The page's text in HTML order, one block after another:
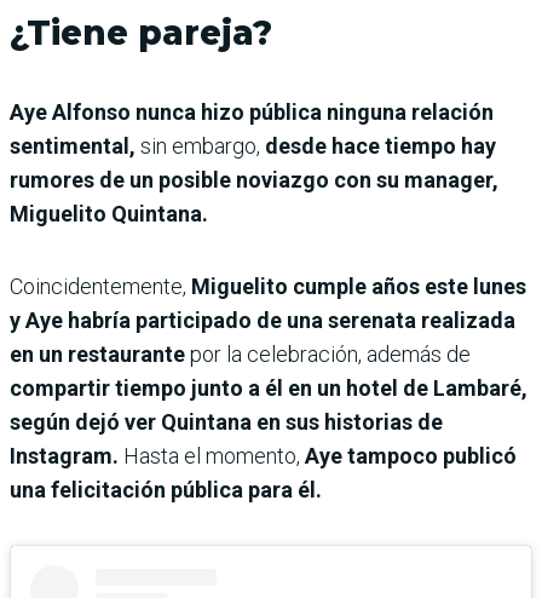
¿Tiene pareja?
Aye Alfonso nunca hizo pública ninguna relación
sentimental, sin embargo, desde hace tiempo hay
rumores de un posible noviazgo con su manager,
Miguelito Quintana.
Coincidentemente, Miguelito cumple años este lunes
y Aye habría participado de una serenata realizada
en un restaurantepor la celebración, además de
compartir tiempo junto a él en un hotel de Lambaré,
según dejó ver Quintana en sus historias de
Instagram. Hasta el momento, Aye tampoco publicó
una felicitación pública para él.